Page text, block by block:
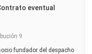
eventual
9
fundador del despacho